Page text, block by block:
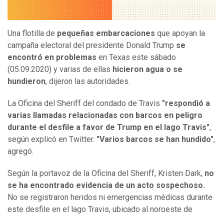
Una flotilla de pequeñas embarcaciones que apoyan la
campaña electoral del presidente Donald Trump se
encontró en problemas en Texas este sábado
(05.09.2020) y varias de ellas hicieron agua o se
hundieron, dijeron las autoridades.
La Oficina del Sheriff del condado de Travis "respondió a
varias llamadas relacionadas con barcos en peligro
durante el desfile a favor de Trump en el lago Travis",
según explicó en Twitter. "Varios barcos se han hundido",
agregó.
Según la portavoz de la Oficina del Sheriff, Kristen Dark, no
se ha encontrado evidencia de un acto sospechoso.
No se registraron heridos ni emergencias médicas durante
este desfile en el lago Travis, ubicado al noroeste de